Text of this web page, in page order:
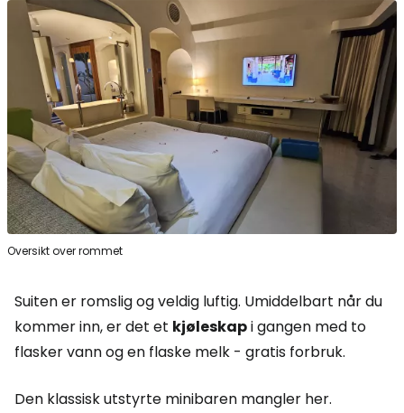
Oversikt over rommet
Suiten er romslig og veldig luftig. Umiddelbart når du
kommer inn, er det et kjøleskapi gangen med to
flasker vann og en flaske melk - gratis forbruk.
Den klassisk utstyrte minibaren mangler her.